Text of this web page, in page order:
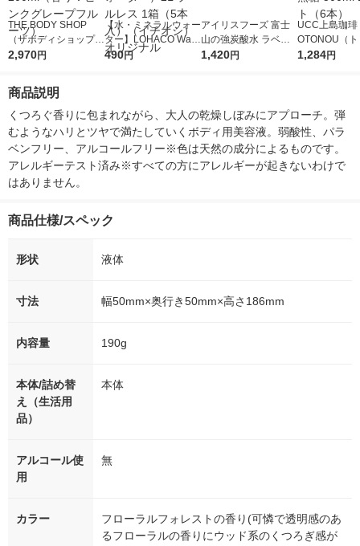
THE BODY SHOP
（ザボディショップ）
ボディヨーグルト PG
2,970円
【水・ミネラルウォー
ター】LOHACO Wate
r（ロハコウォータ
490円
アイリスフーズ 富士
山の強炭酸水 ラベル
レス 500ml 1箱（24
1,420円
UCC上島珈琲
OTONOU（
ウ） by
1,284円
商品説明
くつろぐ香りに包まれながら、大人の乾燥しぼみにアプローチ。弾
むようなハリとツヤで満たしていくボディ用美容液。弱酸性、パラ
ベンフリー、アルコールフリー※色は天然の成分によるものです。
アレルギーテスト済み※すべての方にアレルギーが起きないわけで
はありません。
商品仕様/スペック
形状 液体
寸法 幅50mm×奥行き50mm×高さ186mm
内容量 190g
本体/詰め替
え（生活用
品）
本体
アルコール使
用
無
カラー
フローラルフォレストの香り(可憐で透明感のあ
るフローラルの香りにウッド系のくつろぎ感が